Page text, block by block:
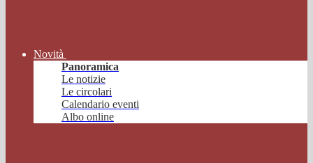
Novità
Panoramica
Le notizie
Le circolari
Calendario eventi
Albo online